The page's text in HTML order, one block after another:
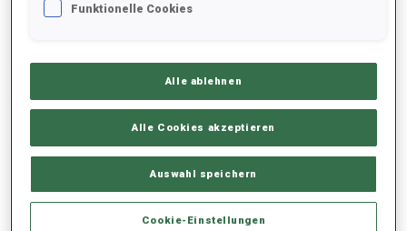
RANKINGS
Funktionelle Cookies
Alle ablehnen
Alle Cookies akzeptieren
Auswahl speichern
Cookie-Einstellungen